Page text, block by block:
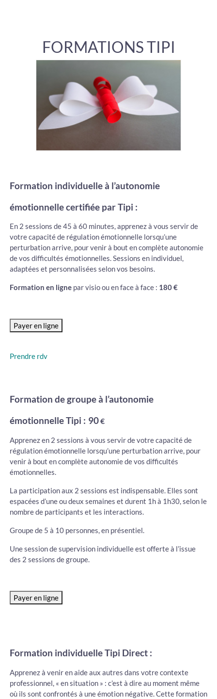
FORMATIONS TIPI
Formation individuelle à l’autonomie
émotionnelle certifiée par Tipi :
En 2 sessions de 45 à 60 minutes, apprenez à vous servir de
votre capacité de régulation émotionnelle lorsqu’une
perturbation arrive, pour venir à bout en complète autonomie
de vos difficultés émotionnelles. Sessions en individuel,
adaptées et personnalisées selon vos besoins.
Formation en ligne par visio ou en face à face : 180 €
Prendre rdv
Formation de groupe à l’autonomie
émotionnelle Tipi : 90€
Apprenez en 2 sessions à vous servir de votre capacité de
régulation émotionnelle lorsqu’une perturbation arrive, pour
venir à bout en complète autonomie de vos difficultés
émotionnelles.
La participation aux 2 sessions est indispensable. Elles sont
espacées d’une ou deux semaines et durent 1h à 1h30, selon le
nombre de participants et les interactions.
Groupe de 5 à 10 personnes, en présentiel.
Une session de supervision individuelle est offerte à l’issue
des 2 sessions de groupe.
Formation individuelle Tipi Direct :
Apprenez à venir en aide aux autres dans votre contexte
professionnel, « en situation » : c’est à dire au moment même
où ils sont confrontés à une émotion négative. Cette formation